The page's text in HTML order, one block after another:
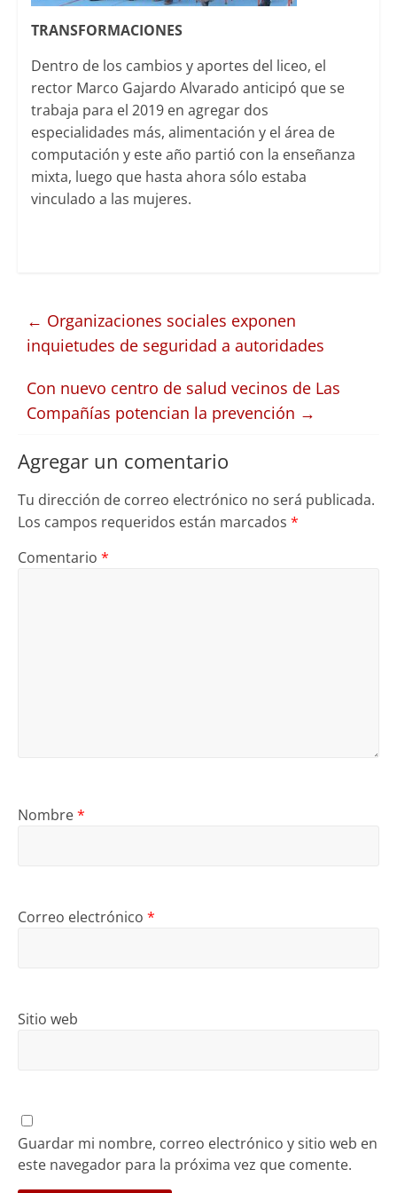
TRANSFORMACIONES
Dentro de los cambios y aportes del liceo, el
rector Marco Gajardo Alvarado anticipó que se
trabaja para el 2019 en agregar dos
especialidades más, alimentación y el área de
computación y este año partió con la enseñanza
mixta, luego que hasta ahora sólo estaba
vinculado a las mujeres.
← Organizaciones sociales exponen
inquietudes de seguridad a autoridades
Con nuevo centro de salud vecinos de Las
Compañías potencian la prevención →
Agregar un comentario
Tu dirección de correo electrónico no será publicada.
Los campos requeridos están marcados *
Comentario *
Nombre*
Correo electrónico *
Sitio web
Guardar mi nombre, correo electrónico y sitio web en
este navegador para la próxima vez que comente.